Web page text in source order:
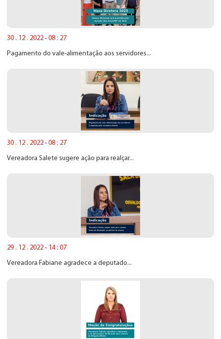
30 . 12 . 2022 - 08 : 27
Pagamento do vale-alimentação aos servidores...
30 . 12 . 2022 - 08 : 27
Vereadora Salete sugere ação para realçar...
29 . 12 . 2022 - 14 : 07
Vereadora Fabiane agradece a deputado...